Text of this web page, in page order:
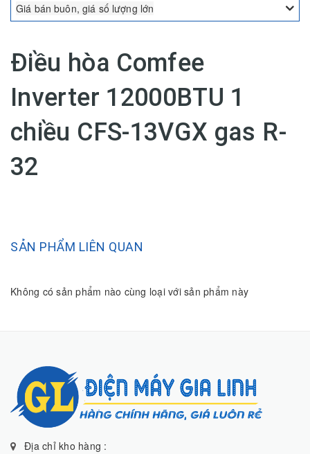
Giá bán buôn, giá số lượng lớn
Điều hòa Comfee
Inverter 12000BTU 1
chiều CFS-13VGX gas R-
32
SẢN PHẨM LIÊN QUAN
Không có sản phẩm nào cùng loại với sản phẩm này
Địa chỉ kho hàng :